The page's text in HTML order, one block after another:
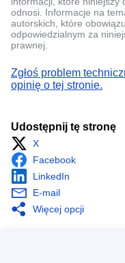
odnosi. Informacje na
autorskich, które
odpowiedzialnym za
prawnej.
Zgłoś problem
opinię o tej stronie.
Udostępnij tę stronę
X
Facebook
LinkedIn
E-mail
Więcej opcji